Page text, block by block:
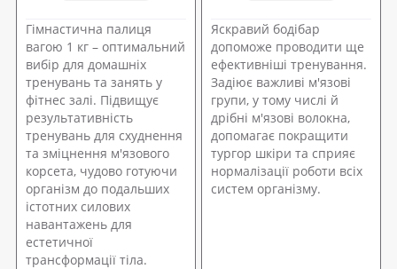
Гімнастична палиця
вагою 1 кг – оптимальний
вибір для домашніх
тренувань та занять у
фітнес залі. Підвищує
результативність
тренувань для схуднення
та зміцнення м'язового
корсета, чудово готуючи
організм до подальших
істотних силових
навантажень для
естетичної
трансформації тіла.
Яскравий бодібар
допоможе проводити ще
ефективніші тренування.
Задіює важливі м'язові
групи, у тому числі й
дрібні м'язові волокна,
допомагає покращити
тургор шкіри та сприяє
нормалізації роботи всіх
систем організму.